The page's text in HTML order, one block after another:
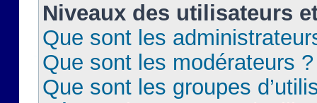
Niveaux des utilisateurs
Que sont les
Que sont les modérateurs ?
Que sont les groupes